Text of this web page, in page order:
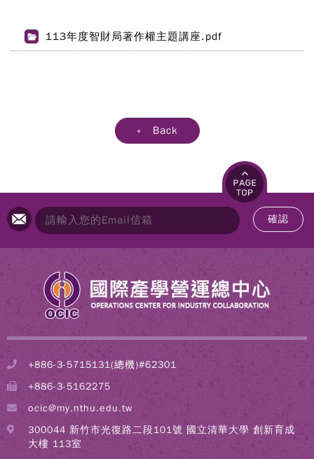
113年度智財局著作權主題講座.pdf
« Back
確認
+886-3-5715131(總機)#62301
+886-3-5162275
ocic@my.nthu.edu.tw
300044 新竹市光復路二段101號 國立清華大學 創新育成
大樓 113室